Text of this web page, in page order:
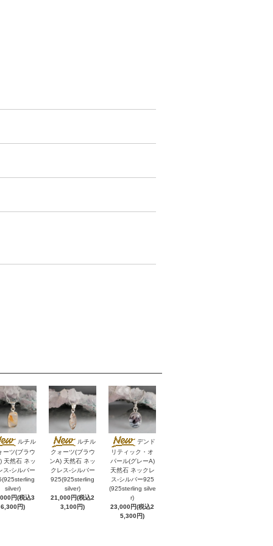
ルチル
ーツ(ブラウ
天然石 ネッ
ス-シルバー
silver)
円(税込3
6,300円)
ルチル
クォーツ(ブラウ
ンA) 天然石 ネッ
クレス-シルバー
925(925sterling
silver)
21,000円(税込2
3,100円)
デンド
リティック・オ
パール(グレーA)
天然石 ネックレ
ス-シルバー925
(925sterling silve
r)
23,000円(税込2
5,300円)